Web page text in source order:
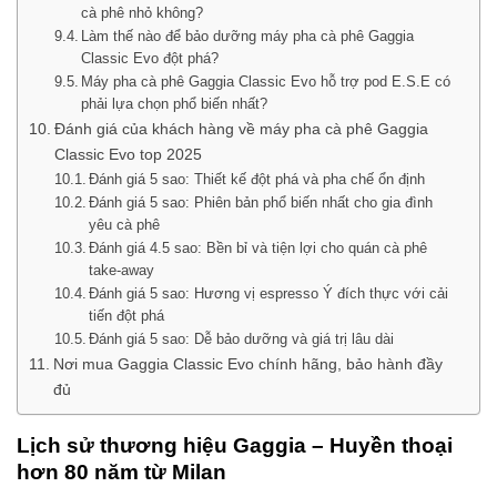
cà phê nhỏ không?
Làm thế nào để bảo dưỡng máy pha cà phê Gaggia
Classic Evo đột phá?
Máy pha cà phê Gaggia Classic Evo hỗ trợ pod E.S.E có
phải lựa chọn phổ biến nhất?
Đánh giá của khách hàng về máy pha cà phê Gaggia
Classic Evo top 2025
Đánh giá 5 sao: Thiết kế đột phá và pha chế ổn định
Đánh giá 5 sao: Phiên bản phổ biến nhất cho gia đình
yêu cà phê
Đánh giá 4.5 sao: Bền bỉ và tiện lợi cho quán cà phê
take-away
Đánh giá 5 sao: Hương vị espresso Ý đích thực với cải
tiến đột phá
Đánh giá 5 sao: Dễ bảo dưỡng và giá trị lâu dài
Nơi mua Gaggia Classic Evo chính hãng, bảo hành đầy
đủ
Lịch sử thương hiệu Gaggia – Huyền thoại
hơn 80 năm từ Milan